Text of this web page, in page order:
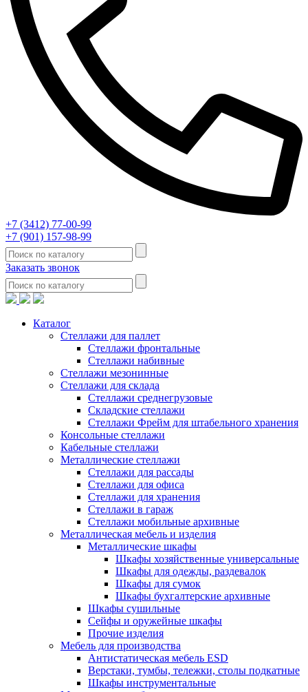
+7 (3412) 77-00-99
+7 (901) 157-98-99
Заказать звонок
Каталог
Стеллажи для паллет
Стеллажи фронтальные
Стеллажи набивные
Стеллажи мезонинные
Стеллажи для склада
Стеллажи среднегрузовые
Складские стеллажи
Стеллажи Фрейм для штабельного хранения
Консольные стеллажи
Кабельные стеллажи
Металлические стеллажи
Стеллажи для рассады
Стеллажи для офиса
Стеллажи для хранения
Стеллажи в гараж
Стеллажи мобильные архивные
Металлическая мебель и изделия
Металлические шкафы
Шкафы хозяйственные универсальные
Шкафы для одежды, раздевалок
Шкафы для сумок
Шкафы бухгалтерские архивные
Шкафы сушильные
Сейфы и оружейные шкафы
Прочие изделия
Мебель для производства
Антистатическая мебель ESD
Верстаки, тумбы, тележки, столы подкатные
Шкафы инструментальные